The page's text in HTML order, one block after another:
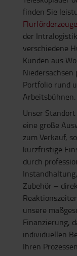
finden Sie
Flurförderzeuge
der
verschiedene
Kunden aus
Portfolio rund
Arbeitsbühnen.
Unser
eine große
zum Verkauf,
kurzfristige
durch
Zubehör –
unsere
Finanzierung,
individuellen
Ihren